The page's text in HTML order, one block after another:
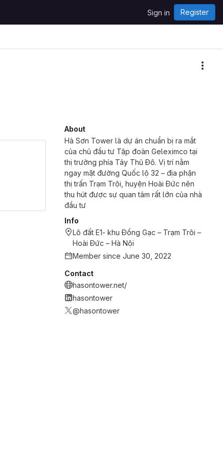
Sign in Register
About
Hà Sơn Tower là dự án chuẩn bị ra mắt
của chủ đầu tư Tập đoàn Geleximco tại
thị trường phía Tây Thủ Đô. Vị trí nằm
ngay mặt đường Quốc lộ 32 – địa phận
thị trấn Trạm Trội, huyện Hoài Đức nên
thu hút được sự quan tâm rất lớn của nhà
đầu tư
Info
Lô đất E1- khu Đồng Gạc – Trạm Trôi –
Hoài Đức – Hà Nội
Member since June 30, 2022
Contact
hasontower.net/
hasontower
@hasontower